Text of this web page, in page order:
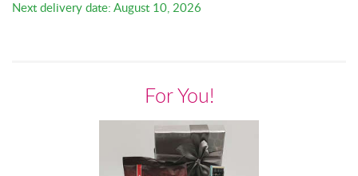
Next delivery date: August 10, 2026
For You!